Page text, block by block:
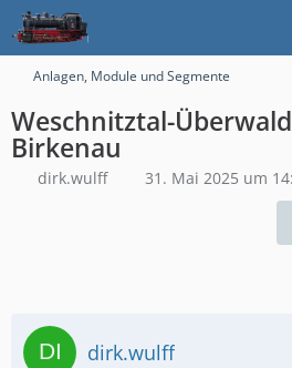
Anlagen, Module und Segmente
Weschnitztal-
Birkenau
dirk.wulff 31. Mai 2025 um
dirk.wulff